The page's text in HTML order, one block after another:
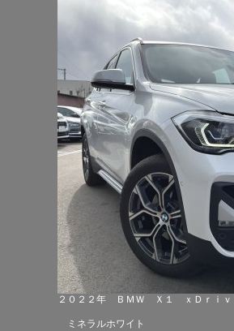
２０２２年 ＢＭＷ Ｘ１ ｘＤｒｉｖ
ミネラルホワイト